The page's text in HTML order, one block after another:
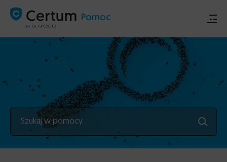
Pomoc
Ogłoszenia techniczne
Certum.pl
Sklep
Szukaj w pomocy